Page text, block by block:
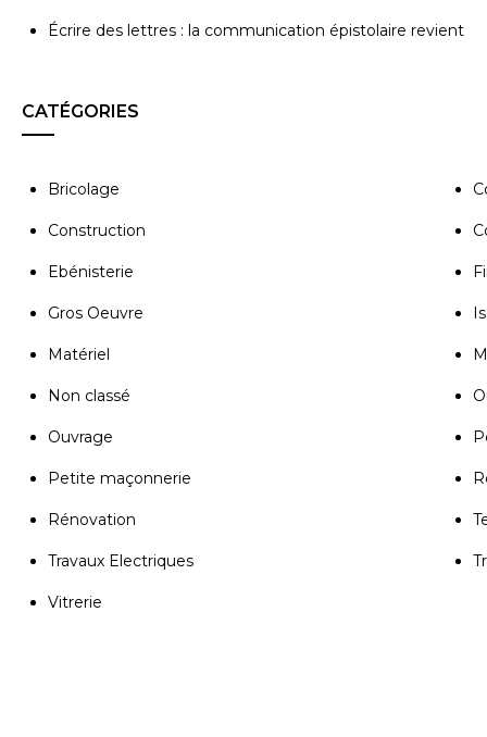
Écrire des lettres : la communication épistolaire revient
CATÉGORIES
Bricolage
Construction
Ebénisterie
Gros Oeuvre
Matériel
Non classé
Ouvrage
Petite maçonnerie
Rénovation
Travaux Electriques
Vitrerie